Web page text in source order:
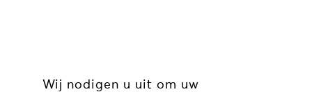
Wij nodigen u uit om uw